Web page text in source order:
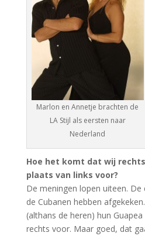
Marlon en Annetje brachten de
LA Stijl als eersten naar
Nederland
Hoe het komt dat wij
plaats van links voor?
De meningen lopen uiteen.
de Cubanen hebben
(althans de heren) hun
rechts voor. Maar goed, dat